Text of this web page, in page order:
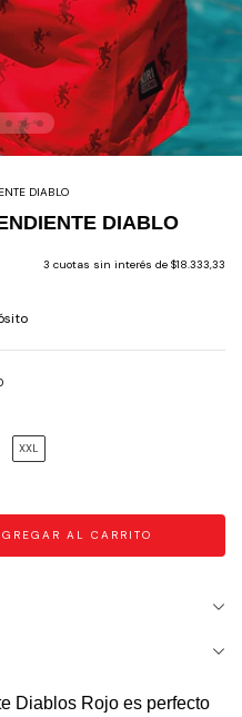
DIABLO
DIABLO
3 cuotas sin interés de $18.333,33
XXL
Diablos Rojo es perfecto